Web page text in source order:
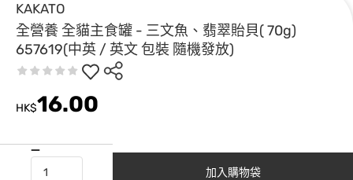
KAKATO
全營養 全貓主食罐 - 三文魚、翡翠貽貝( 70g)
657619(中英 / 英文 包裝 隨機發放)
HK$16.00
加入購物袋